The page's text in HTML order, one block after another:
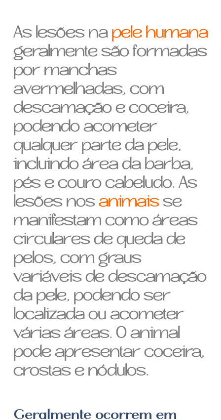
As lesões na pele humana
geralmente são formadas
por manchas
avermelhadas, com
descamação e coceira,
podendo acometer
qualquer parte da pele,
incluindo área da barba,
pés e couro cabeludo. As
lesões nos animaisse
manifestam como áreas
circulares de queda de
pelos, com graus
variáveis de descamação
da pele, podendo ser
localizada ou acometer
várias áreas. O animal
pode apresentar coceira,
crostas e nódulos.
Geralmente ocorrem em